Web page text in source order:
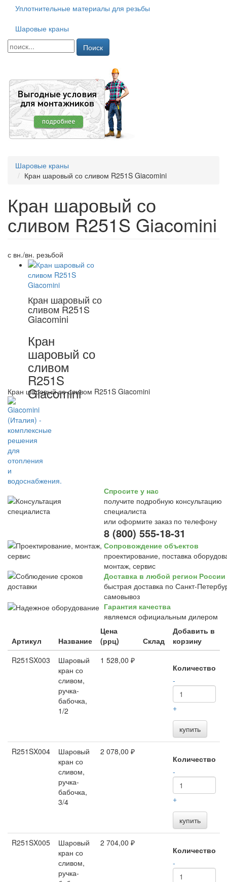
Уплотнительные материалы для резьбы
Шаровые краны
Поиск
Шаровые краны
Кран шаровый со сливом R251S Giacomini
Кран шаровый со
сливом R251S Giacomini
с вн./вн. резьбой
Кран шаровый со
сливом R251S
Giacomini
Кран
шаровый со
сливом
R251S
Giacomini
Кран шаровый со сливом R251S Giacomini
Спросите у нас
получите подробную консультацию
специалиста
или оформите заказ по телефону
8 (800) 555-18-31
Сопровождение объектов
проектирование, поставка
монтаж, сервис
Доставка в любой регион России
быстрая доставка по Санкт-
самовывоз
Гарантия качества
являемся официальным дилером
Артикул Название
Цена
(ррц)
Склад
Добавить в
корзину
R251SX003
Шаровый
кран со
сливом,
ручка-
бабочка,
1/2
1 528,00 ₽
Количество
-
+
купить
R251SX004
Шаровый
кран со
сливом,
ручка-
бабочка,
3/4
2 078,00 ₽
Количество
-
+
купить
R251SX005
Шаровый
кран со
сливом,
ручка-
2 704,00 ₽
Количество
-